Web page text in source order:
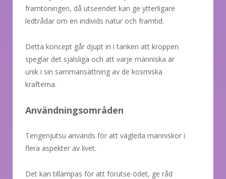
framtoningen, då utseendet kan ge ytterligare
ledtrådar om en individs natur och framtid.
Detta koncept går djupt in i tanken att kroppen
speglar det själsliga och att varje människa är
unik i sin sammansättning av de kosmiska
krafterna.
Användningsområden
Tengenjutsu används för att vägleda människor i
flera aspekter av livet.
Det kan tillämpas för att förutse ödet, ge råd